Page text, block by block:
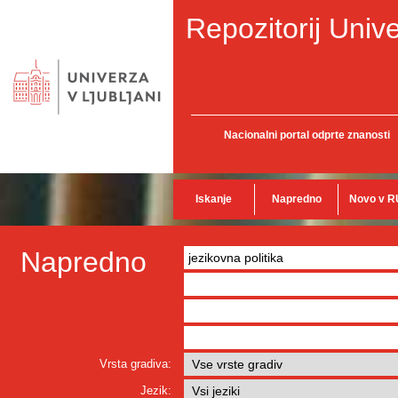
Repozitorij
Nacionalni portal odprte znanosti
Iskanje Napredno Novo v
Napredno
Vrsta gradiva:
Jezik: